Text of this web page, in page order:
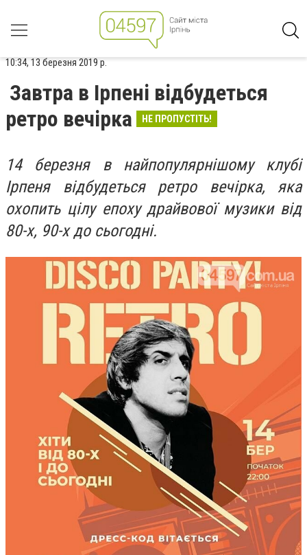
10:34, 13 березня 2019 р.
Завтра в Ірпені відбудеться
ретро вечірка
НЕ ПРОПУСТІТЬ!
14 березня в найпопулярнішому клубі
Ірпеня відбудеться ретро вечірка, яка
охопить цілу епоху драйвової музики від
80-х, 90-х до сьогодні.